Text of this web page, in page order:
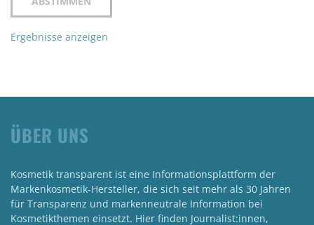
Ergebnisse anzeigen
ÜBER UNS
Kosmetik transparent ist eine Informationsplattform der
Markenkosmetik-Hersteller, die sich seit mehr als 30 Jahren
für Transparenz und markenneutrale Information bei
Kosmetikthemen einsetzt. Hier finden Journalist:innen,